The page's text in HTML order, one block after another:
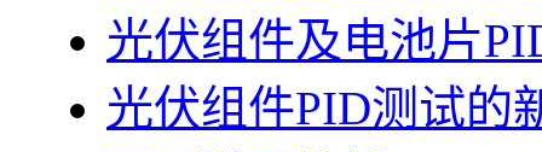
光伏组件及电池片
光伏组件PID测试的